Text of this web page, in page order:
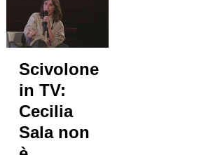
Scivolone
in TV:
Cecilia
Sala non